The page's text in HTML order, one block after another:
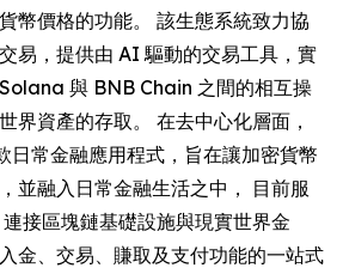
幣價格的功能。 該生態系統致力協
易，提供由 AI 驅動的交易工具，實
與 BNB Chain 之間的相互操
界資產的存取。 在去中心化層面，
日常金融應用程式，旨在讓加密貨幣
並融入日常金融生活之中， 目前服
接區塊鏈基礎設施與現實世界金
金、交易、賺取及支付功能的一站式